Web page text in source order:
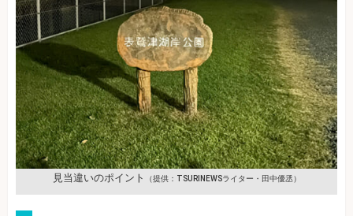
見当違いのポイント （提供：TSURINEWSライター・田中優丞）